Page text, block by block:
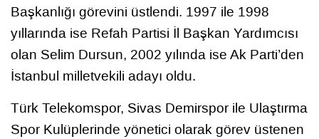
Başkanlığı görevini üstlendi. 1997 ile 1998
yıllarında ise Refah Partisi İl Başkan Yardımcısı
olan Selim Dursun, 2002 yılında ise Ak Parti’den
İstanbul milletvekili adayı oldu.
Türk Telekomspor, Sivas Demirspor ile Ulaştırma
Spor Kulüplerinde yönetici olarak görev üstenen